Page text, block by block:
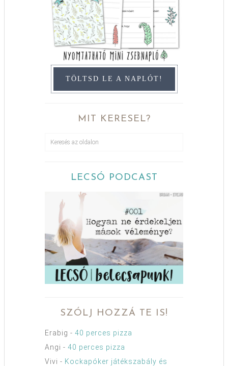
TÖLTSD LE A NAPLÓT!
MIT KERESEL?
LECSÓ PODCAST
SZÓLJ HOZZÁ TE IS!
Erabig - 40 perces pizza
Angi - 40 perces pizza
Vivi - Kockapóker játékszabály és